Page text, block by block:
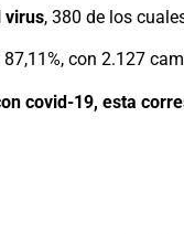
virus, 380 de los
con 2.127
covid-19, esta